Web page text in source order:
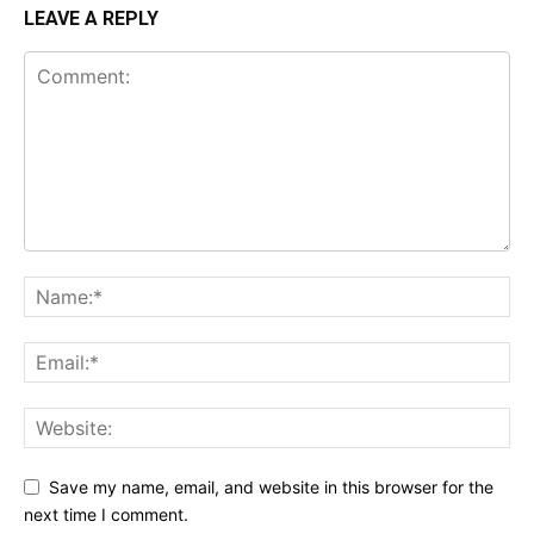
LEAVE A REPLY
Save my name, email, and website in this browser for the
next time I comment.